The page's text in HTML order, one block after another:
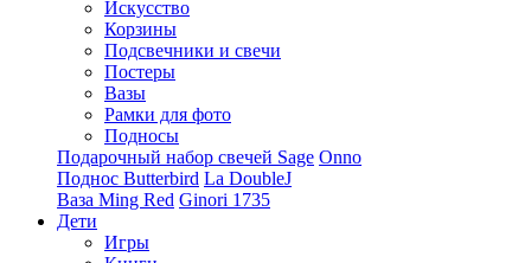
Искусство
Корзины
Подсвечники и свечи
Постеры
Вазы
Рамки для фото
Подносы
Подарочный набор свечей Sage Onno
Поднос Butterbird La DoubleJ
Ваза Ming Red Ginori 1735
Дети
Игры